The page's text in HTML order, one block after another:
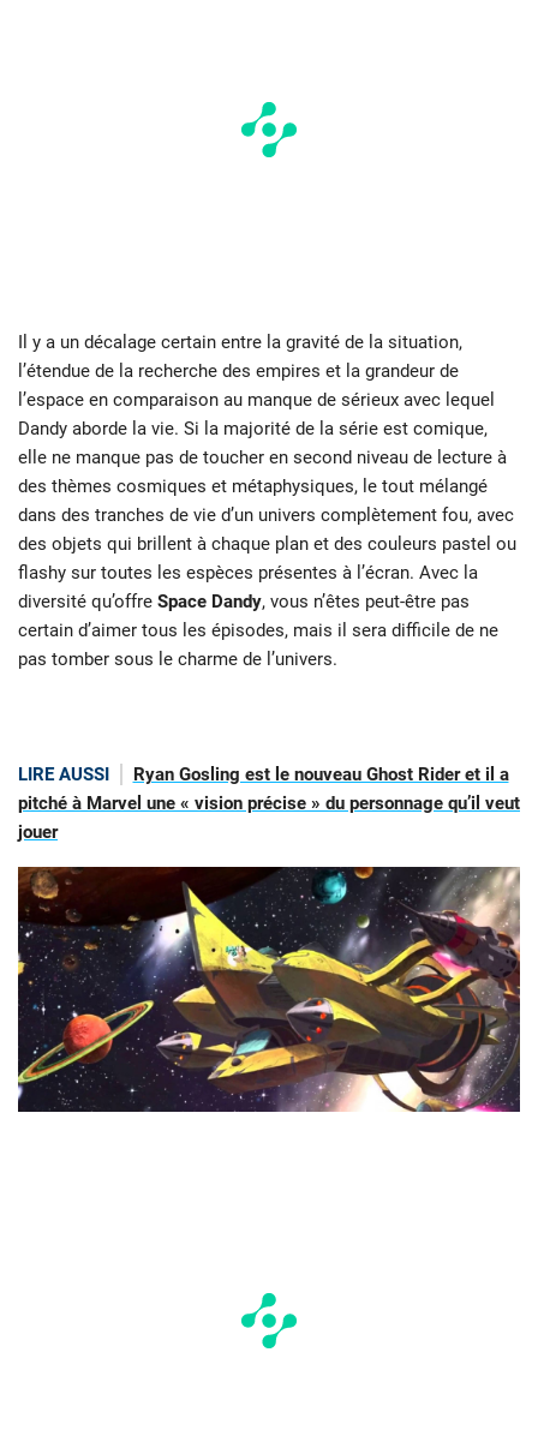
Il y a un décalage certain entre la gravité de la situation,
l’étendue de la recherche des empires et la grandeur de
l’espace en comparaison au manque de sérieux avec lequel
Dandy aborde la vie. Si la majorité de la série est comique,
elle ne manque pas de toucher en second niveau de lecture à
des thèmes cosmiques et métaphysiques, le tout mélangé
dans des tranches de vie d’un univers complètement fou, avec
des objets qui brillent à chaque plan et des couleurs pastel ou
flashy sur toutes les espèces présentes à l’écran. Avec la
diversité qu’offre Space Dandy, vous n’êtes peut-être pas
certain d’aimer tous les épisodes, mais il sera difficile de ne
pas tomber sous le charme de l’univers.
LIRE AUSSI
Ryan Gosling est le nouveau Ghost Rider et il a
pitché à Marvel une « vision précise » du personnage qu’il veut
jouer